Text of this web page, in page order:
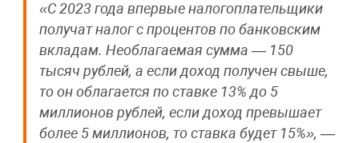
«С 2023 года впервые налогоплательщики
получат налог с процентов по банковским
вкладам. Необлагаемая сумма — 150
тысяч рублей, а если доход получен свыше,
то он облагается по ставке 13% до 5
миллионов рублей, если доход превышает
более 5 миллионов, то ставка будет 15%», —